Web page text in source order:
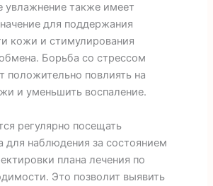
увлажнение также имеет
для поддержания
кожи и стимулирования
Борьба со стрессом
положительно повлиять на
и уменьшить воспаление.
регулярно посещать
для наблюдения за состоянием
плана лечения по
Это позволит выявить